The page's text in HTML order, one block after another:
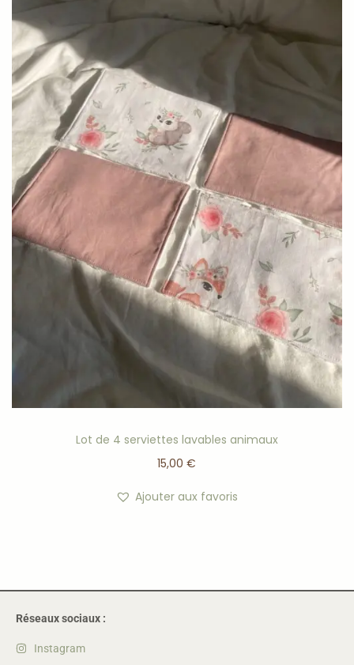
Lot de 4 serviettes lavables animaux
15,00€
Ajouter aux favoris
Réseaux sociaux :
Instagram